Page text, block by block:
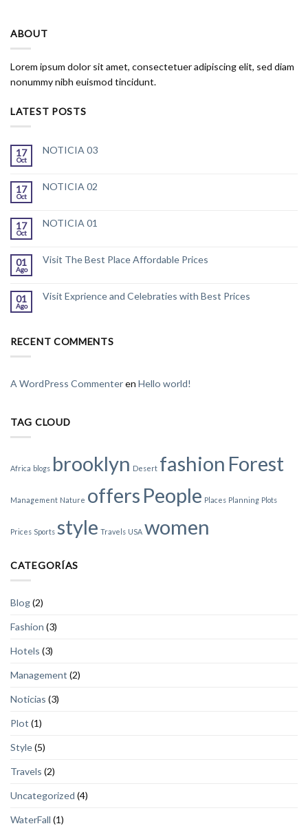
ABOUT
Lorem ipsum dolor sit amet, consectetuer adipiscing elit, sed diam
nonummy nibh euismod tincidunt.
LATEST POSTS
17
Oct
NOTICIA 03
17
Oct
NOTICIA 02
17
Oct
NOTICIA 01
01
Ago
Visit The Best Place Affordable Prices
01
Ago
Visit Exprience and Celebraties with Best Prices
RECENT COMMENTS
A WordPress Commenteren Hello world!
TAG CLOUD
Africa blogs brooklyn Desert fashion Forest
Management Nature offers People Places Planning Plots
Prices Sports style Travels USA women
CATEGORÍAS
Blog(2)
Fashion (3)
Hotels (3)
Management (2)
Noticias (3)
Plot (1)
Style(5)
Travels (2)
Uncategorized (4)
WaterFall (1)